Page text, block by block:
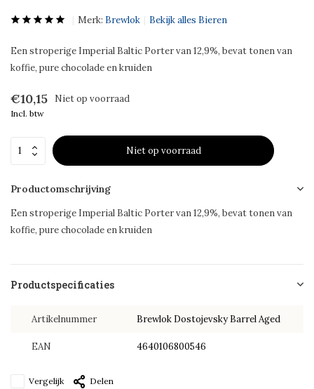
Merk: Brewlok Bekijk alles Bieren
Een stroperige Imperial Baltic Porter van 12,9%, bevat tonen van
koffie, pure chocolade en kruiden
€10,15 Niet op voorraad
Incl. btw
Niet op voorraad
Productomschrijving
Een stroperige Imperial Baltic Porter van 12,9%, bevat tonen van
koffie, pure chocolade en kruiden
Productspecificaties
Artikelnummer Brewlok Dostojevsky Barrel Aged
EAN 4640106800546
Vergelijk Delen